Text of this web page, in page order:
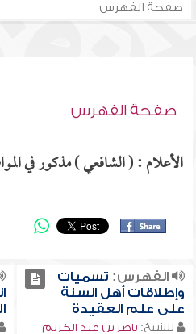
صفحة الفهرس
صفحة الفهرس
الأعلام : ( الشافعي ) مذكور في
الفهرس: تسميات
وإطلاقات أهل السنة
على علم العقيدة
للشيخ: ناصر بن عبد الكريم